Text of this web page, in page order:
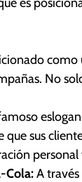
No
sus
Cola:A